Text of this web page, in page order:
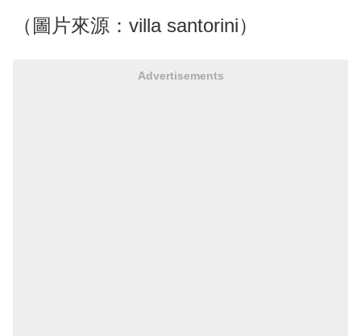
（圖片來源：villa santorini）
Advertisements